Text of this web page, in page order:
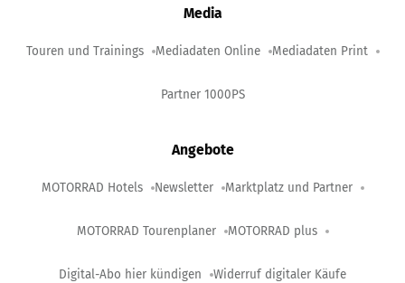
Media
Touren und Trainings Mediadaten Online Mediadaten Print
Partner 1000PS
Angebote
MOTORRAD Hotels Newsletter Marktplatz und Partner
MOTORRAD Tourenplaner MOTORRAD plus
Digital-Abo hier kündigen Widerruf digitaler Käufe